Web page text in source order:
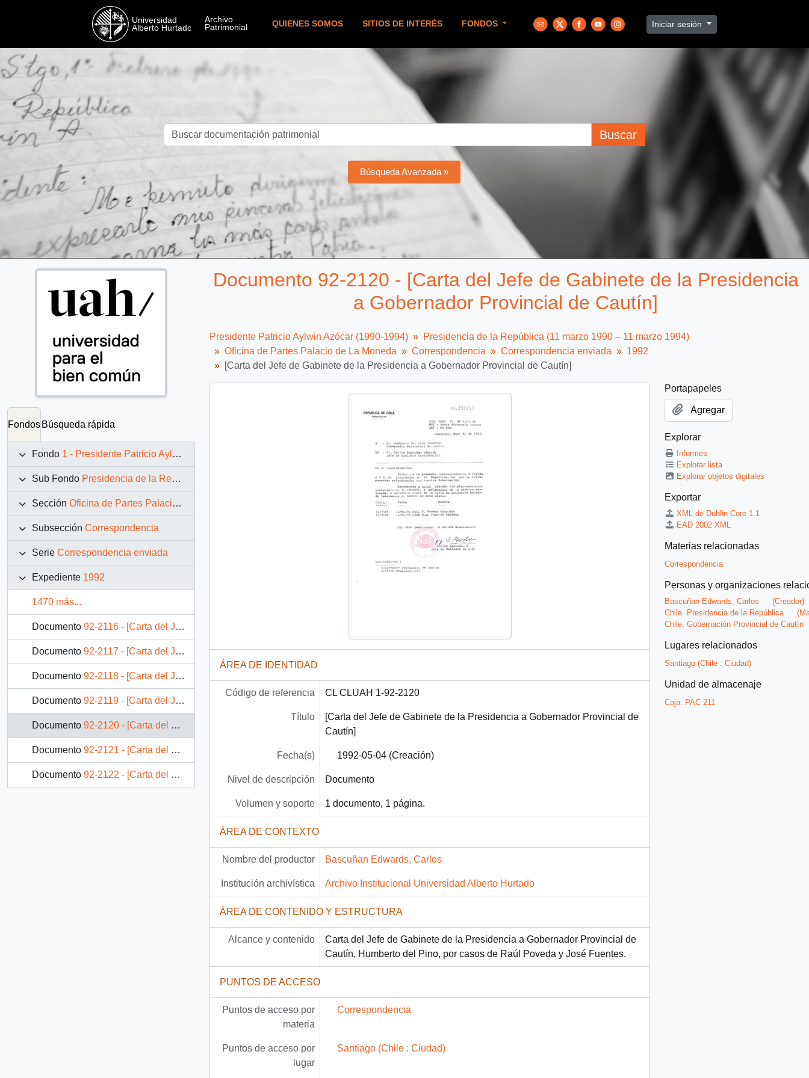
QUIENES SOMOS SITIOS DE INTERÉS FONDOS Iniciar sesión
Buscar
Búsqueda Avanzada »
Fondos Búsqueda rápida
Fondo 1 - Presidente Patricio Aylwin Azócar (1990-1994)
Sub Fondo Presidencia de la República (11 marzo 1990 – 11 marzo 1994)
Sección Oficina de Partes Palacio de La Moneda
Subsección Correspondencia
Serie Correspondencia enviada
Expediente 1992
1470 más...
Documento 92-2116 - [Carta del Jefe de Gabinete de la Presidencia a Jefe de División Jurídico-Legislativa]
Documento 92-2117 - [Carta del Jefe de Gabinete de la Presidencia a Jefe de División Jurídico-Legislativa]
Documento 92-2118 - [Carta del Jefe de Gabinete de la Presidencia a Jefe de División Jurídico-Legislativa]
Documento 92-2119 - [Carta del Jefe de Gabinete de la Presidencia a SEREMI de Vivienda V Región]
Documento 92-2120 - [Carta del Jefe de Gabinete de la Presidencia a Gobernador Provincial de Cautín]
Documento 92-2121 - [Carta del Jefe de Gabinete de la Presidencia a Alcalde (S) de Peñalolén]
Documento 92-2122 - [Carta del Jefe de Gabinete de la Presidencia a Superintendente de Bancos e Instituciones Financieras]
Documento 92-2120 - [Carta del Jefe de Gabinete de la Presidencia
a Gobernador Provincial de Cautín]
Presidente Patricio Aylwin Azócar (1990-1994)
Presidencia de la República (11 marzo 1990 – 11 marzo 1994)
Oficina de Partes Palacio de La Moneda
Correspondencia Correspondencia enviada
1992
[Carta del Jefe de Gabinete de la Presidencia a Gobernador Provincial de Cautín]
ÁREA DE IDENTIDAD
Código de referencia CL CLUAH 1-92-2120
Título
[Carta del Jefe de Gabinete de la Presidencia a Gobernador Provincial de
Cautín]
Fecha(s) 1992-05-04 (Creación)
Nivel de descripción Documento
Volumen y soporte 1 documento, 1 página.
ÁREA DE CONTEXTO
Nombre del productor Bascuñan Edwards, Carlos
Institución archivística Archivo Institucional Universidad Alberto Hurtado
ÁREA DE CONTENIDO Y ESTRUCTURA
Alcance y contenido
Carta del Jefe de Gabinete de la Presidencia a Gobernador Provincial de
Cautín, Humberto del Pino, por casos de Raúl Poveda y José Fuentes.
PUNTOS DE ACCESO
Puntos de acceso por
materia
Correspondencia
Puntos de acceso por
lugar
Santiago (Chile : Ciudad)
Portapapeles
Agregar
Explorar
Informes
Explorar lista
Explorar objetos digitales
Exportar
XML de Dublin Core 1.1
EAD 2002 XML
Materias relacionadas
Correspondencia
Personas y organizaciones
Bascuñan Edwards, Carlos
(Creador)
Chile. Presidencia de la República
Chile. Gobernación Provincial de Cautín
Lugares relacionados
Santiago (Chile : Ciudad)
Unidad de almacenaje
Caja: PAC 211